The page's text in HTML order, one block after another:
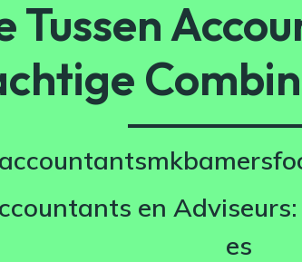
Tussen
en
es